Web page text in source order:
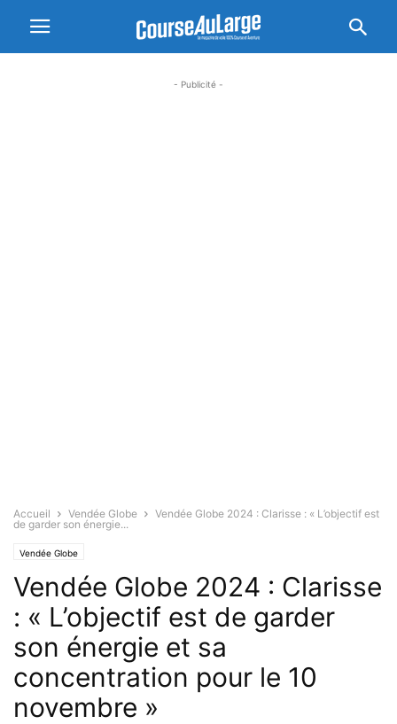
- Publicité -
Accueil Vendée Globe
Vendée Globe 2024 : Clarisse : « L’objectif est
de garder son énergie...
Vendée Globe
Vendée Globe 2024 : Clarisse
: « L’objectif est de garder
son énergie et sa
concentration pour le 10
novembre »